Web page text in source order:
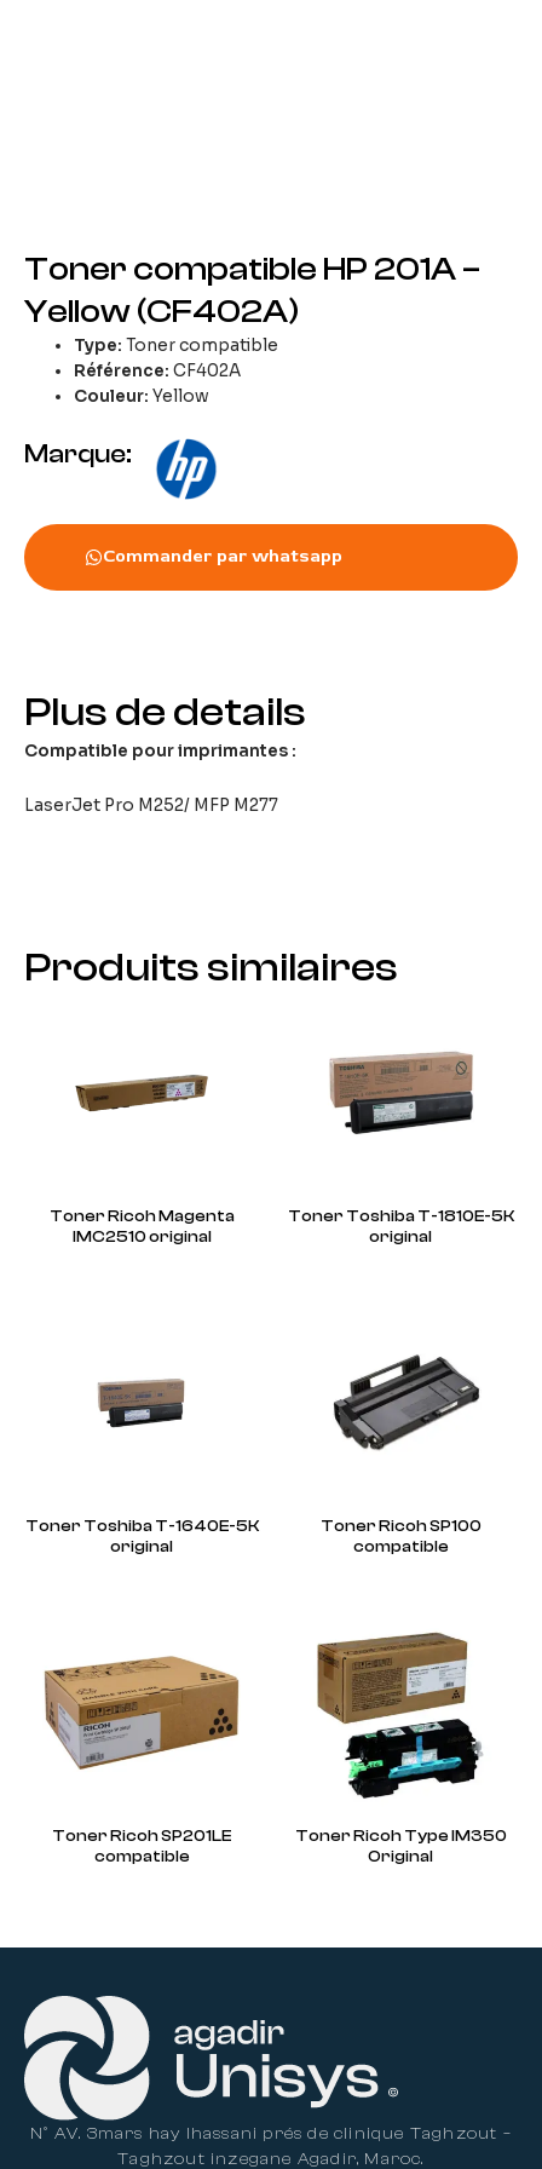
Toner compatible HP 201A –
Yellow (CF402A)
Type: Toner compatible
Référence: CF402A
Couleur: Yellow
Marque:
Commander par whatsapp
Plus de details
Compatible pour imprimantes :
LaserJet Pro M252/ MFP M277
Produits similaires
Toner Ricoh Magenta
IMC2510 original
Toner Toshiba T-1810E-5K
original
Toner Toshiba T-1640E-5K
original
Toner Ricoh SP100
compatible
Toner Ricoh SP201LE
compatible
Toner Ricoh Type IM350
Original
N° AV. 3mars hay lhassani prés de clinique Taghzout –
Taghzout inzegane Agadir, Maroc.